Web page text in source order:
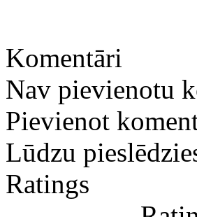
Komentāri
Nav pievienotu
Pievienot
Lūdzu
Ratings